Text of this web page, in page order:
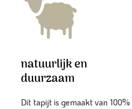
natuurlijk en
duurzaam
Dit tapijt is gemaakt van 100%